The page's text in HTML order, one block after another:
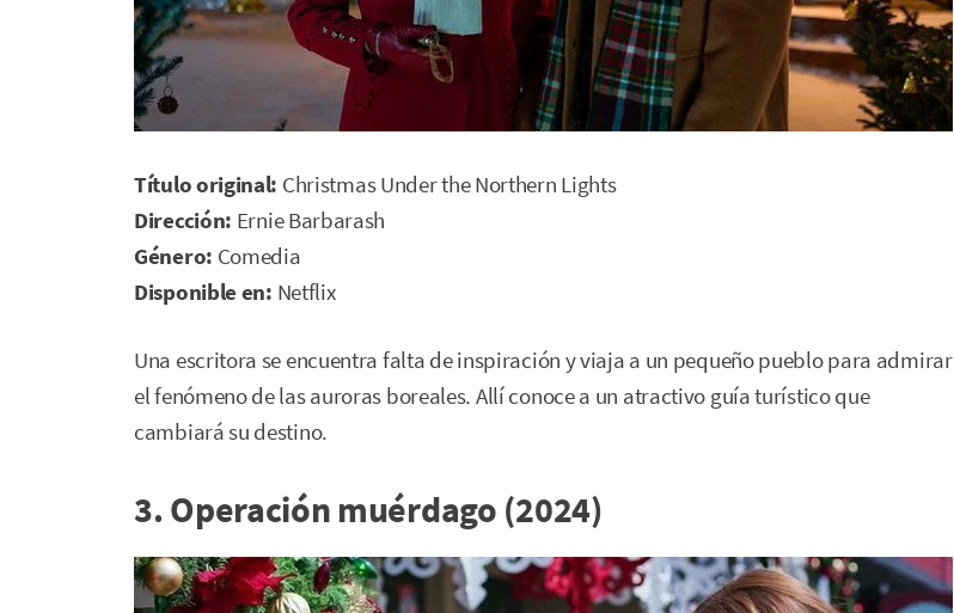
Título original: Christmas Under the Northern Lights
Dirección: Ernie Barbarash
Género: Comedia
Disponible en: Netflix
Una escritora se encuentra falta de inspiración y viaja a un pequeño pueblo para admirar
el fenómeno de las auroras boreales. Allí conoce a un atractivo guía turístico que
cambiará su destino.
3. Operación muérdago (2024)